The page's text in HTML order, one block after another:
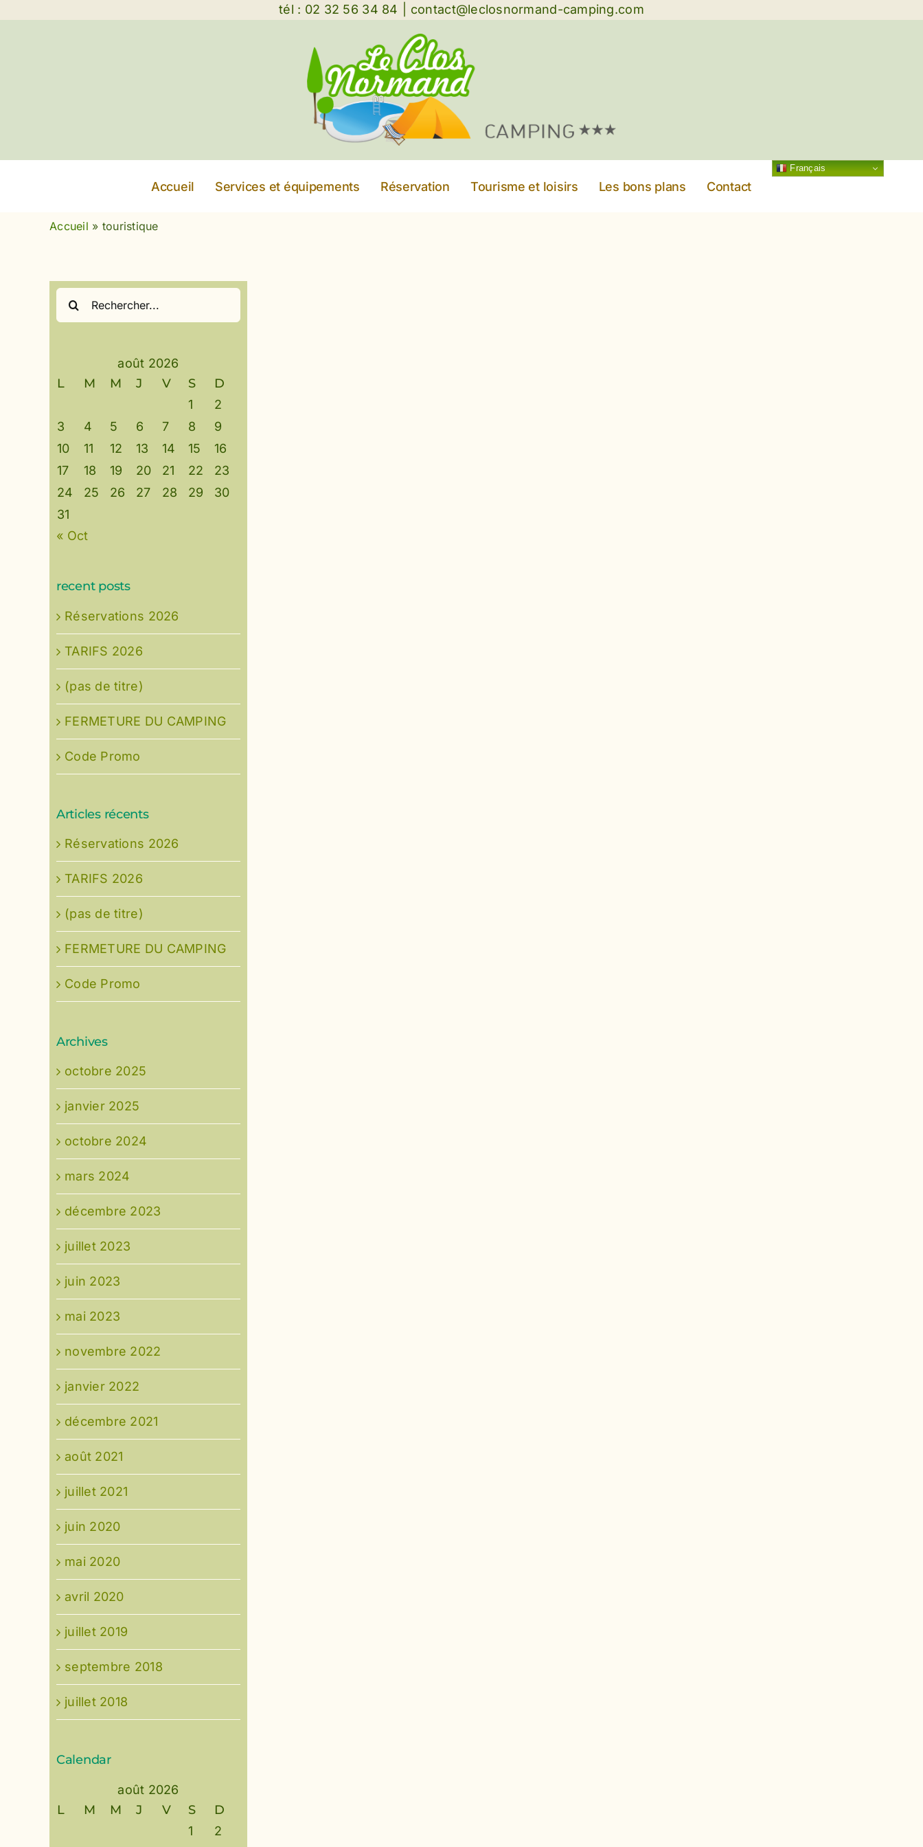
tél : 02 32 56 34 84 contact@leclosnormand-camping.com
Accueil Services et équipements Réservation Tourisme et loisirs Les bons plans Contact
Français
Accueil » touristique
Rechercher:
août 2026
L M M J V S D
1
2
3
4 5 6 7 8
9
10
11 12 13 14 15
16
17
18 19 20 21 22
23
24
25 26 27 28 29
30
31
« Oct
recent posts
Réservations 2026
TARIFS 2026
(pas de titre)
FERMETURE DU CAMPING
Code Promo
Articles récents
Réservations 2026
TARIFS 2026
(pas de titre)
FERMETURE DU CAMPING
Code Promo
Archives
octobre 2025
janvier 2025
octobre 2024
mars 2024
décembre 2023
juillet 2023
juin 2023
mai 2023
novembre 2022
janvier 2022
décembre 2021
août 2021
juillet 2021
juin 2020
mai 2020
avril 2020
juillet 2019
septembre 2018
juillet 2018
Calendar
août 2026
L M M J V S D
1
2